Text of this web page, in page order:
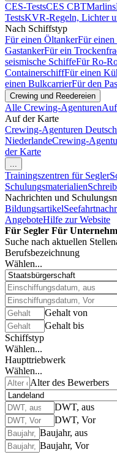
CES-TestsCES CBTMarlins
TestsKVR-Regeln, Lichter
Nach Schiffstyp
Für einen ÖltankerFür
GastankerFür ein
seismische SchiffeFür Ro-
ContainerschiffFür einen
einen BulkcarrierFür den
Crewing und Reedereien
Alle Crewing-Agenturen
Auf der Karte
Crewing-Agenturen
NiederlandeCrewing-
der Karte
...
Trainingszentren für Segler
Schulungsmaterialien
Nachrichten und
Bildungsartikel
AngeboteHilfe zur Website
Für Segler Für
Suche nach aktuellen
Berufsbezeichnung
Wählen...
Gehalt von
Gehalt bis
Schiffstyp
Wählen...
Haupttriebwerk
Wählen...
Alter des Bewerbers
DWT, aus
DWT, Vor
Baujahr, aus
Baujahr, Vor